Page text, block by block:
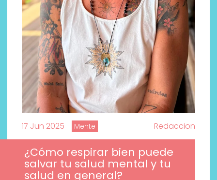
17 Jun 2025 Mente Redaccion
¿Cómo respirar bien puede
salvar tu salud mental y tu
salud en general?